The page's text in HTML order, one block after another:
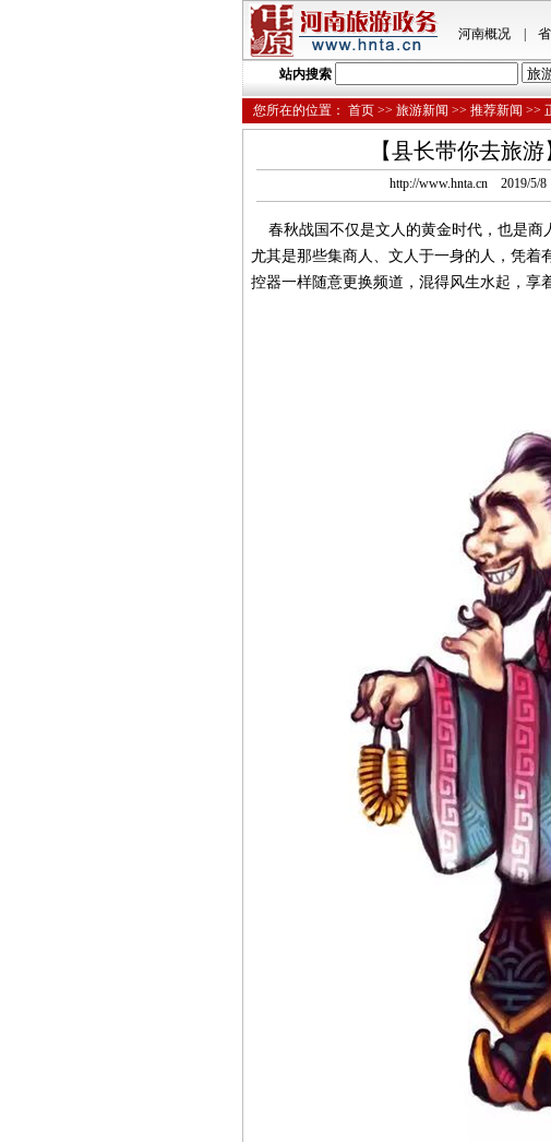
河南概况|
站内搜索
您所在的位置： 首页 >> 旅游新闻 >> 推荐新闻 >>
【县长带你去旅
http://www.hnta.cn 2019/
春秋战国不仅是文人的黄金时代，也是商
尤其是那些集商人、文人于一身的人，凭着
控器一样随意更换频道，混得风生水起，享